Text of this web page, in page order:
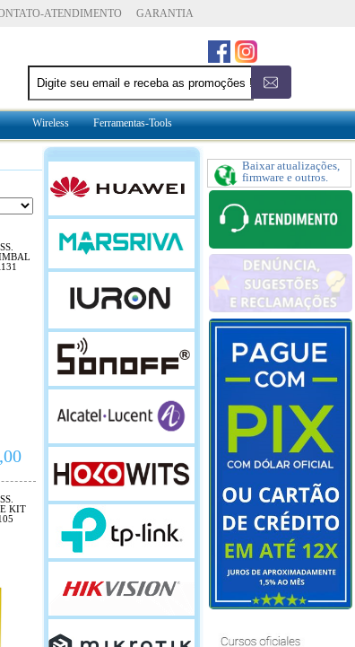
ATENDIMENTO GARANTIA
Wireless Ferramentas-Tools
KIT
Baixar atualizações,
firmware e outros.